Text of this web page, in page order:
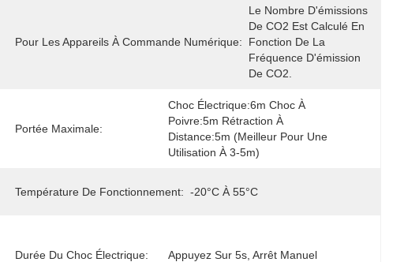
Pour Les Appareils À Commande Numérique:
Le Nombre D'émissions
De CO2 Est Calculé En
Fonction De La
Fréquence D'émission
De CO2.
Portée Maximale:
Choc Électrique:6m Choc À
Poivre:5m Rétraction À
Distance:5m (meilleur Pour Une
Utilisation À 3-5m)
Température De Fonctionnement: -20°C À 55°C
Durée Du Choc Électrique: Appuyez Sur 5s, Arrêt Manuel